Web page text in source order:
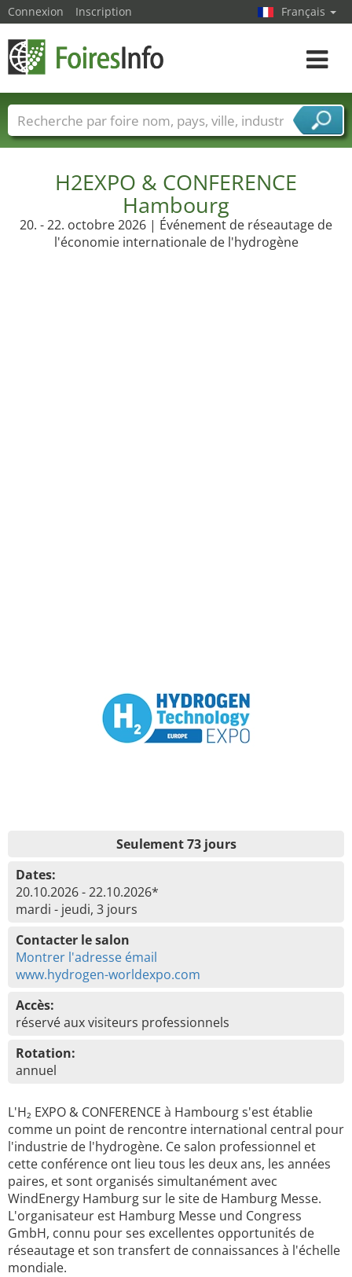
H2EXPO & CONFERENCE
Hambourg
20. - 22. octobre 2026 | Événement de réseautage de
l'économie internationale de l'hydrogène
Seulement 73 jours
Dates:
20.10.2026 - 22.10.2026*
mardi - jeudi, 3 jours
Contacter le salon
Montrer l'adresse émail
www.hydrogen-worldexpo.com
Accès:
réservé aux visiteurs professionnels
Rotation:
annuel
L'H₂ EXPO & CONFERENCE à Hambourg s'est établie
comme un point de rencontre international central pour
l'industrie de l'hydrogène. Ce salon professionnel et
cette conférence ont lieu tous les deux ans, les années
paires, et sont organisés simultanément avec
WindEnergy Hamburg sur le site de Hamburg Messe.
L'organisateur est Hamburg Messe und Congress
GmbH, connu pour ses excellentes opportunités de
réseautage et son transfert de connaissances à l'échelle
mondiale.
Connexion Inscription Français
Toggle
Foire noms Pays Villes
Secteurs de foire